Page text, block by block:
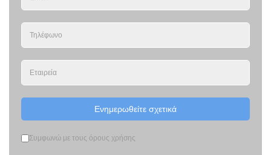
Ενημερωθείτε σχετικά
Συμφωνώ με τους όρους χρήσης